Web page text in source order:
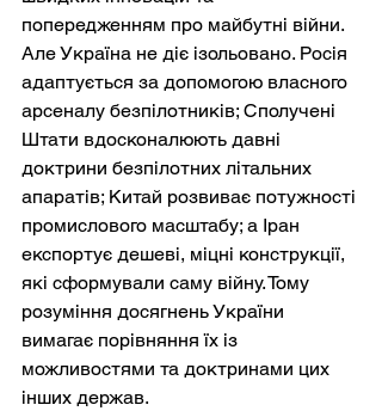
попередженням про майбутні війни.
Але Україна не діє ізольовано. Росія
адаптується за допомогою власного
арсеналу безпілотників; Сполучені
Штати вдосконалюють давні
доктрини безпілотних літальних
апаратів; Китай розвиває потужності
промислового масштабу; а Іран
експортує дешеві, міцні конструкції,
які сформували саму війну. Тому
розуміння досягнень України
вимагає порівняння їх із
можливостями та доктринами цих
інших держав.